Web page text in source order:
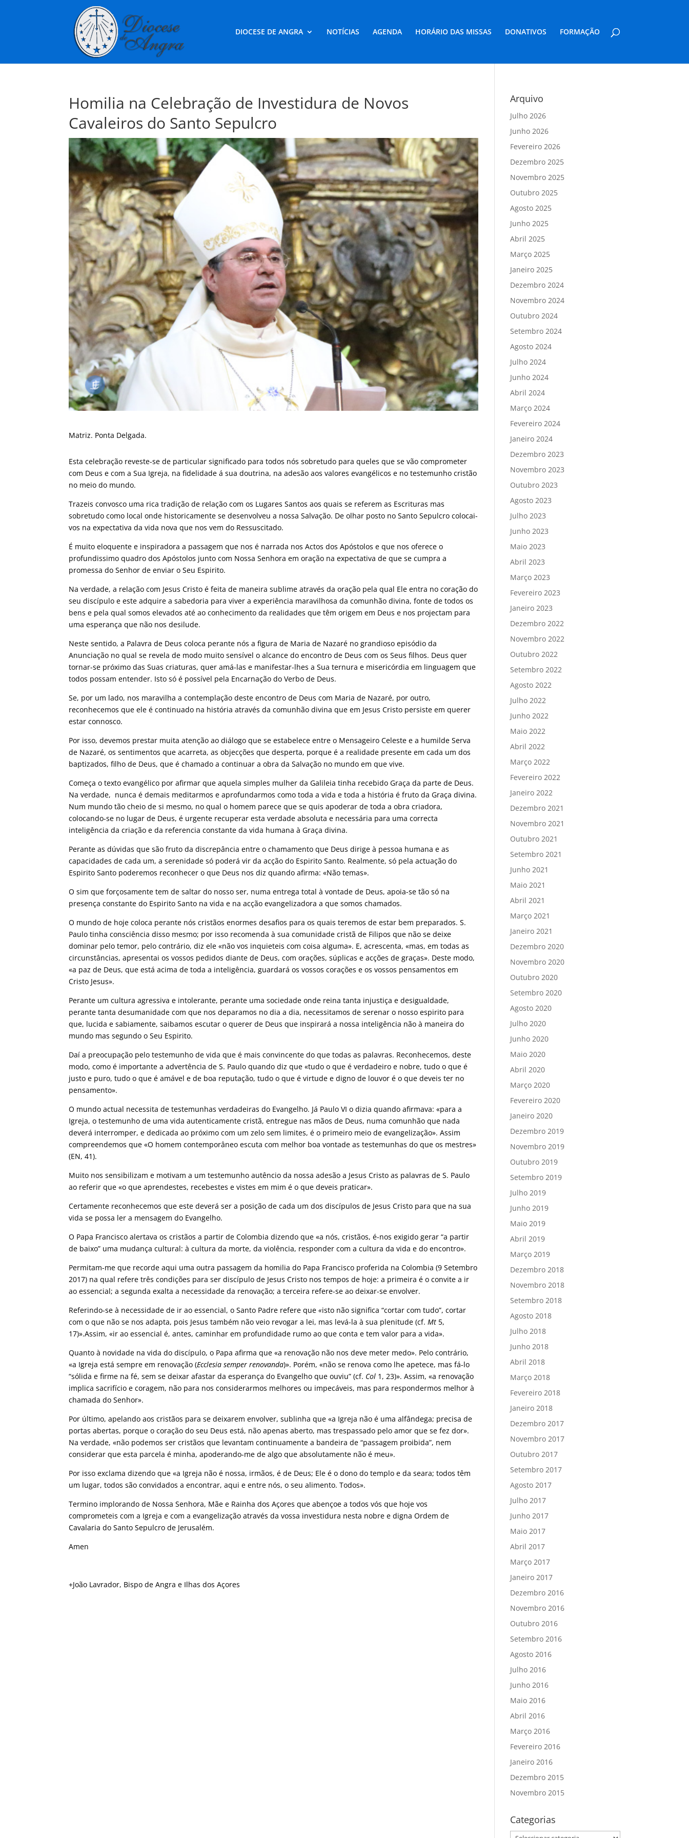
DIOCESE DE ANGRA NOTÍCIAS AGENDA HORÁRIO DAS MISSAS DONATIVOS FORMAÇÃO
Homilia na Celebração de Investidura de Novos
Cavaleiros do Santo Sepulcro
Matriz. Ponta Delgada.
Esta celebração reveste-se de particular significado para todos nós sobretudo para queles que se vão comprometer
com Deus e com a Sua Igreja, na fidelidade á sua doutrina, na adesão aos valores evangélicos e no testemunho cristão
no meio do mundo.
Trazeis convosco uma rica tradição de relação com os Lugares Santos aos quais se referem as Escrituras mas
sobretudo como local onde historicamente se desenvolveu a nossa Salvação. De olhar posto no Santo Sepulcro colocai-
vos na expectativa da vida nova que nos vem do Ressuscitado.
É muito eloquente e inspiradora a passagem que nos é narrada nos Actos dos Apóstolos e que nos oferece o
profundissimo quadro dos Apóstolos junto com Nossa Senhora em oração na expectativa de que se cumpra a
promessa do Senhor de enviar o Seu Espirito.
Na verdade, a relação com Jesus Cristo é feita de maneira sublime através da oração pela qual Ele entra no coração do
seu discípulo e este adquire a sabedoria para viver a experiência maravilhosa da comunhão divina, fonte de todos os
bens e pela qual somos elevados até ao conhecimento da realidades que têm origem em Deus e nos projectam para
uma esperança que não nos desilude.
Neste sentido, a Palavra de Deus coloca perante nós a figura de Maria de Nazaré no grandioso episódio da
Anunciação no qual se revela de modo muito sensível o alcance do encontro de Deus com os Seus filhos. Deus quer
tornar-se próximo das Suas criaturas, quer amá-las e manifestar-lhes a Sua ternura e misericórdia em linguagem que
todos possam entender. Isto só é possível pela Encarnação do Verbo de Deus.
Se, por um lado, nos maravilha a contemplação deste encontro de Deus com Maria de Nazaré, por outro,
reconhecemos que ele é continuado na história através da comunhão divina que em Jesus Cristo persiste em querer
estar connosco.
Por isso, devemos prestar muita atenção ao diálogo que se estabelece entre o Mensageiro Celeste e a humilde Serva
de Nazaré, os sentimentos que acarreta, as objecções que desperta, porque é a realidade presente em cada um dos
baptizados, filho de Deus, que é chamado a continuar a obra da Salvação no mundo em que vive.
Começa o texto evangélico por afirmar que aquela simples mulher da Galileia tinha recebido Graça da parte de Deus.
Na verdade, nunca é demais meditarmos e aprofundarmos como toda a vida e toda a história é fruto da Graça divina.
Num mundo tão cheio de si mesmo, no qual o homem parece que se quis apoderar de toda a obra criadora,
colocando-se no lugar de Deus, é urgente recuperar esta verdade absoluta e necessária para uma correcta
inteligência da criação e da referencia constante da vida humana à Graça divina.
Perante as dúvidas que são fruto da discrepância entre o chamamento que Deus dirige à pessoa humana e as
capacidades de cada um, a serenidade só poderá vir da acção do Espirito Santo. Realmente, só pela actuação do
Espirito Santo poderemos reconhecer o que Deus nos diz quando afirma: «Não temas».
O sim que forçosamente tem de saltar do nosso ser, numa entrega total à vontade de Deus, apoia-se tão só na
presença constante do Espirito Santo na vida e na acção evangelizadora a que somos chamados.
O mundo de hoje coloca perante nós cristãos enormes desafios para os quais teremos de estar bem preparados. S.
Paulo tinha consciência disso mesmo; por isso recomenda à sua comunidade cristã de Filipos que não se deixe
dominar pelo temor, pelo contrário, diz ele «não vos inquieteis com coisa alguma». E, acrescenta, «mas, em todas as
circunstâncias, apresentai os vossos pedidos diante de Deus, com orações, súplicas e acções de graças». Deste modo,
«a paz de Deus, que está acima de toda a inteligência, guardará os vossos corações e os vossos pensamentos em
Cristo Jesus».
Perante um cultura agressiva e intolerante, perante uma sociedade onde reina tanta injustiça e desigualdade,
perante tanta desumanidade com que nos deparamos no dia a dia, necessitamos de serenar o nosso espirito para
que, lucida e sabiamente, saibamos escutar o querer de Deus que inspirará a nossa inteligência não à maneira do
mundo mas segundo o Seu Espirito.
Daí a preocupação pelo testemunho de vida que é mais convincente do que todas as palavras. Reconhecemos, deste
modo, como é importante a advertência de S. Paulo quando diz que «tudo o que é verdadeiro e nobre, tudo o que é
justo e puro, tudo o que é amável e de boa reputação, tudo o que é virtude e digno de louvor é o que deveis ter no
pensamento».
O mundo actual necessita de testemunhas verdadeiras do Evangelho. Já Paulo VI o dizia quando afirmava: «para a
Igreja, o testemunho de uma vida autenticamente cristã, entregue nas mãos de Deus, numa comunhão que nada
deverá interromper, e dedicada ao próximo com um zelo sem limites, é o primeiro meio de evangelização». Assim
compreendemos que «O homem contemporâneo escuta com melhor boa vontade as testemunhas do que os mestres»
(EN, 41).
Muito nos sensibilizam e motivam a um testemunho autêncio da nossa adesão a Jesus Cristo as palavras de S. Paulo
ao referir que «o que aprendestes, recebestes e vistes em mim é o que deveis praticar».
Certamente reconhecemos que este deverá ser a posição de cada um dos discípulos de Jesus Cristo para que na sua
vida se possa ler a mensagem do Evangelho.
O Papa Francisco alertava os cristãos a partir de Colombia dizendo que «a nós, cristãos, é-nos exigido gerar “a partir
de baixo” uma mudança cultural: à cultura da morte, da violência, responder com a cultura da vida e do encontro».
Permitam-me que recorde aqui uma outra passagem da homilia do Papa Francisco proferida na Colombia (9 Setembro
2017) na qual refere três condições para ser discípulo de Jesus Cristo nos tempos de hoje: a primeira é o convite a ir
ao essencial; a segunda exalta a necessidade da renovação; a terceira refere-se ao deixar-se envolver.
Referindo-se à necessidade de ir ao essencial, o Santo Padre refere que«isto não significa “cortar com tudo”, cortar
com o que não se nos adapta, pois Jesus também não veio revogar a lei, mas levá-la à sua plenitude (cf.Mt 5,
17)».Assim, «ir ao essencial é, antes, caminhar em profundidade rumo ao que conta e tem valor para a vida».
Quanto à novidade na vida do discípulo, o Papa afirma que «a renovação não nos deve meter medo». Pelo contrário,
«a Igreja está sempre em renovação (Ecclesia semper renovanda)». Porém, «não se renova como lhe apetece, mas fá-lo
“sólida e firme na fé, sem se deixar afastar da esperança do Evangelho que ouviu” (cf. Col 1, 23)». Assim, «a renovação
implica sacrifício e coragem, não para nos considerarmos melhores ou impecáveis, mas para respondermos melhor à
chamada do Senhor».
Por último, apelando aos cristãos para se deixarem envolver, sublinha que «a Igreja não é uma alfândega; precisa de
portas abertas, porque o coração do seu Deus está, não apenas aberto, mas trespassado pelo amor que se fez dor».
Na verdade, «não podemos ser cristãos que levantam continuamente a bandeira de “passagem proibida”, nem
considerar que esta parcela é minha, apoderando-me de algo que absolutamente não é meu».
Por isso exclama dizendo que «a Igreja não é nossa, irmãos, é de Deus; Ele é o dono do templo e da seara; todos têm
um lugar, todos são convidados a encontrar, aqui e entre nós, o seu alimento. Todos».
Termino implorando de Nossa Senhora, Mãe e Rainha dos Açores que abençoe a todos vós que hoje vos
comprometeis com a Igreja e com a evangelização através da vossa investidura nesta nobre e digna Ordem de
Cavalaria do Santo Sepulcro de Jerusalém.
Amen
+João Lavrador, Bispo de Angra e Ilhas dos Açores
Arquivo
Julho 2026
Junho 2026
Fevereiro 2026
Dezembro 2025
Novembro 2025
Outubro 2025
Agosto 2025
Junho 2025
Abril 2025
Março 2025
Janeiro 2025
Dezembro 2024
Novembro 2024
Outubro 2024
Setembro 2024
Agosto 2024
Julho 2024
Junho 2024
Abril 2024
Março 2024
Fevereiro 2024
Janeiro 2024
Dezembro 2023
Novembro 2023
Outubro 2023
Agosto 2023
Julho 2023
Junho 2023
Maio 2023
Abril 2023
Março 2023
Fevereiro 2023
Janeiro 2023
Dezembro 2022
Novembro 2022
Outubro 2022
Setembro 2022
Agosto 2022
Julho 2022
Junho 2022
Maio 2022
Abril 2022
Março 2022
Fevereiro 2022
Janeiro 2022
Dezembro 2021
Novembro 2021
Outubro 2021
Setembro 2021
Junho 2021
Maio 2021
Abril 2021
Março 2021
Janeiro 2021
Dezembro 2020
Novembro 2020
Outubro 2020
Setembro 2020
Agosto 2020
Julho 2020
Junho 2020
Maio 2020
Abril 2020
Março 2020
Fevereiro 2020
Janeiro 2020
Dezembro 2019
Novembro 2019
Outubro 2019
Setembro 2019
Julho 2019
Junho 2019
Maio 2019
Abril 2019
Março 2019
Dezembro 2018
Novembro 2018
Setembro 2018
Agosto 2018
Julho 2018
Junho 2018
Abril 2018
Março 2018
Fevereiro 2018
Janeiro 2018
Dezembro 2017
Novembro 2017
Outubro 2017
Setembro 2017
Agosto 2017
Julho 2017
Junho 2017
Maio 2017
Abril 2017
Março 2017
Janeiro 2017
Dezembro 2016
Novembro 2016
Outubro 2016
Setembro 2016
Agosto 2016
Julho 2016
Junho 2016
Maio 2016
Abril 2016
Março 2016
Fevereiro 2016
Janeiro 2016
Dezembro 2015
Novembro 2015
Categorias